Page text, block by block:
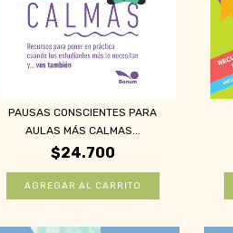
PAUSAS CONSCIENTES PARA
AULAS MÁS CALMAS...
$24.700